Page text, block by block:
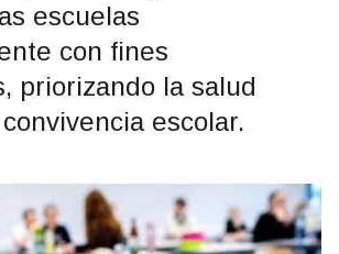
escuelas
con fines
priorizando la salud
escolar.